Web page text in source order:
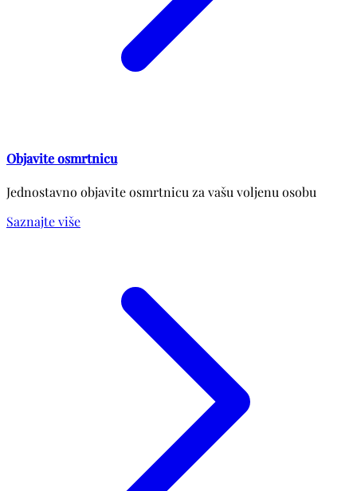
Objavite osmrtnicu
Jednostavno objavite osmrtnicu za vašu voljenu osobu
Saznajte više